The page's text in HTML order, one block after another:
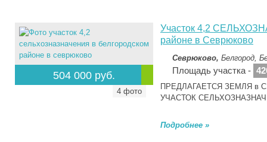
504 000 руб.
4 фото
Участок 4,2
районе в Севрюково
Севрюково, Белгород,
Площадь участка -
ПРЕДЛАГАЕТСЯ ЗЕМЛЯ в
УЧАСТОК
Подробнее »